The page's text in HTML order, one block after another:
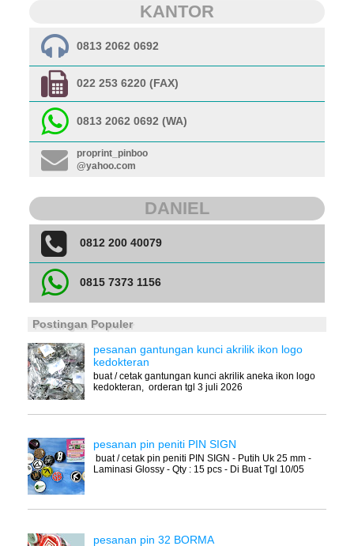
KANTOR
0813 2062 0692
022 253 6220 (FAX)
0813 2062 0692 (WA)
proprint_pinboo
@yahoo.com
DANIEL
0812 200 40079
0815 7373 1156
Postingan Populer
pesanan gantungan kunci akrilik ikon logo
kedokteran
buat / cetak gantungan kunci akrilik aneka ikon logo
kedokteran, orderan tgl 3 juli 2026
pesanan pin peniti PIN SIGN
buat / cetak pin peniti PIN SIGN - Putih Uk 25 mm -
Laminasi Glossy - Qty : 15 pcs - Di Buat Tgl 10/05
pesanan pin 32 BORMA